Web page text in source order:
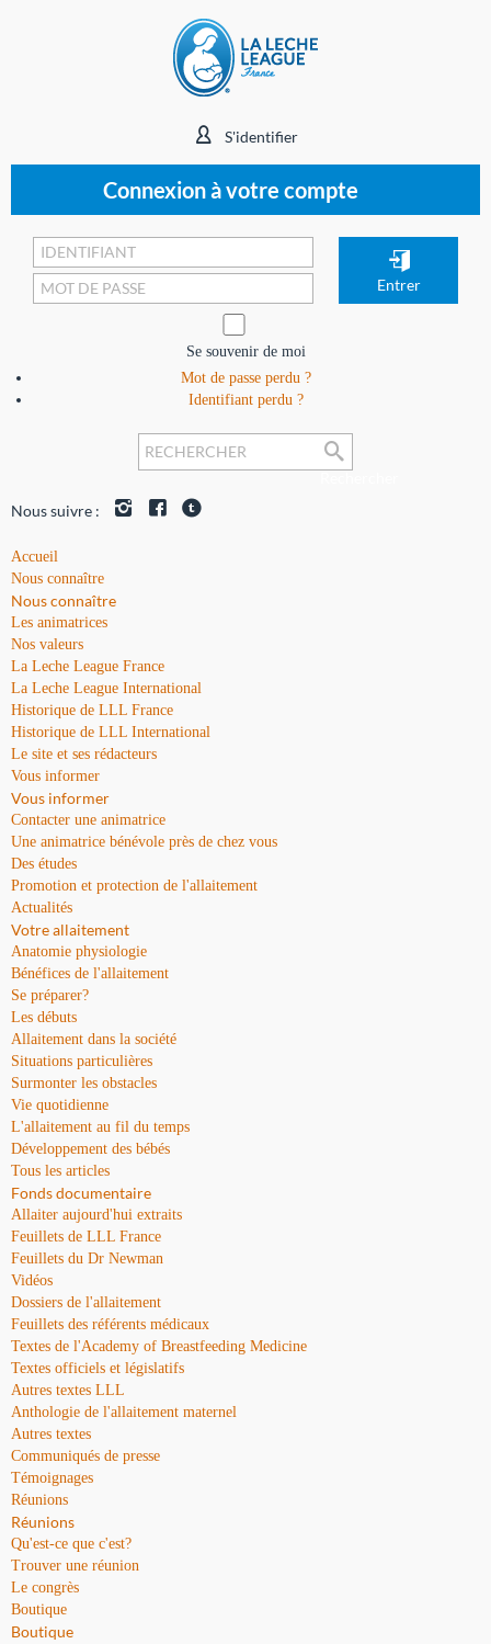
S'identifier
Connexion à votre compte
Se souvenir de moi
Mot de passe perdu ?
Identifiant perdu ?
Nous suivre :
Accueil
Nous connaître
Nous connaître
Les animatrices
Nos valeurs
La Leche League France
La Leche League International
Historique de LLL France
Historique de LLL International
Le site et ses rédacteurs
Vous informer
Vous informer
Contacter une animatrice
Une animatrice bénévole près de chez vous
Des études
Promotion et protection de l'allaitement
Actualités
Votre allaitement
Anatomie physiologie
Bénéfices de l'allaitement
Se préparer?
Les débuts
Allaitement dans la société
Situations particulières
Surmonter les obstacles
Vie quotidienne
L'allaitement au fil du temps
Développement des bébés
Tous les articles
Fonds documentaire
Allaiter aujourd'hui extraits
Feuillets de LLL France
Feuillets du Dr Newman
Vidéos
Dossiers de l'allaitement
Feuillets des référents médicaux
Textes de l'Academy of Breastfeeding Medicine
Textes officiels et législatifs
Autres textes LLL
Anthologie de l'allaitement maternel
Autres textes
Communiqués de presse
Témoignages
Réunions
Réunions
Qu'est-ce que c'est?
Trouver une réunion
Le congrès
Boutique
Boutique